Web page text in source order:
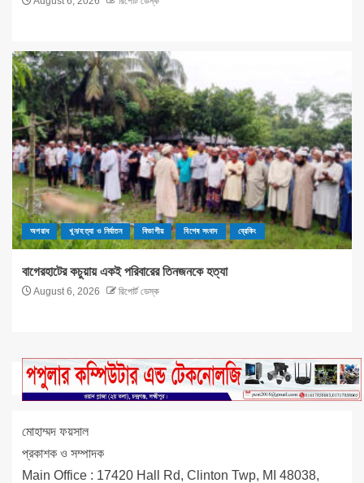
অপরাধ খুন/হত্যা ও নির্যাতন বিভাগীয় বিশেষ সংবাদ ব্রেকিং
বাগেরহাটের কচুয়ায় একই পরিবারের তিনজনকে হত্যা
August 6, 2026 রিপোর্ট ডেস্ক
মোহাম্মদ ফয়সাল
প্রকাশক ও সম্পাদক
Main Office : 17420 Hall Rd, Clinton Twp, MI 48038,